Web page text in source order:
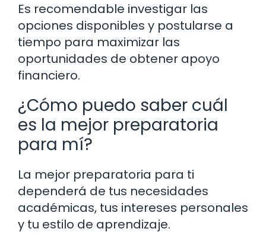
Es recomendable investigar las
opciones disponibles y postularse a
tiempo para maximizar las
oportunidades de obtener apoyo
financiero.
¿Cómo puedo saber cuál
es la mejor preparatoria
para mí?
La mejor preparatoria para ti
dependerá de tus necesidades
académicas, tus intereses personales
y tu estilo de aprendizaje.